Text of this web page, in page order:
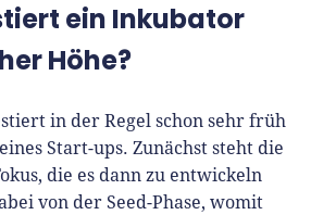
ein Inkubator
Höhe?
in der Regel schon sehr früh
Start-ups. Zunächst steht die
die es dann zu entwickeln
von der Seed-Phase, womit